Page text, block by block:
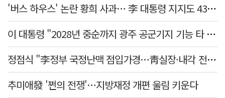
'버스 하우스' 논란 황희 사과… 李 대통령 지지도 43.3% '취임 후 최저'
이 대통령 "2028년 중순까지 광주 공군기지 기능 타 기지 이전"
정점식 "李정부 국정난맥 점입가경…靑실장·내각 전면 교체해야"
추미애發 '쩐의 전쟁'…지방재정 개편 울림 키운다